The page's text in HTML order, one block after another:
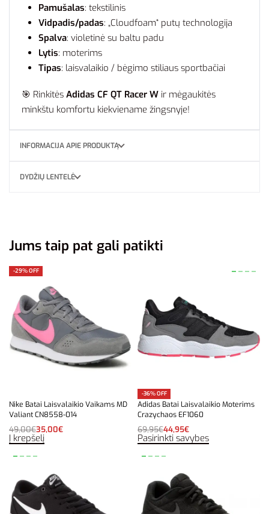
Pamušalas: tekstilinis
Vidpadis/padas: „Cloudfoam“ putų technologija
Spalva: violetinė su baltu padu
Lytis: moterims
Tipas: laisvalaikio / bėgimo stiliaus sportbačiai
🎯 Rinkitės Adidas CF QT Racer W ir mėgaukitės
minkštu komfortu kiekviename žingsnyje!
INFORMACIJA APIE PRODUKTĄ
DYDŽIŲ LENTELĖ
Jums taip pat gali patikti
-29% OFF
Nike Batai Laisvalaikio Vaikams MD
Valiant CN8558-014
49,00€35,00€
Į krepšelį
-36% OFF
Adidas Batai Laisvalaikio Moterims
Crazychaos EF1060
69,95€44,95€
Pasirinkti savybes